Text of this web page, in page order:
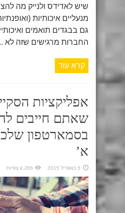
שיש לאדידס ולנייק מה
מנעליים איכותיות
גם בבגדים תואמים
החברות מרגישים שזה לא
קרא עוד
אפליקציות
שאתם חייבים
בסמארטפון
א’
5 באפריל 2015 4,266 צפיות